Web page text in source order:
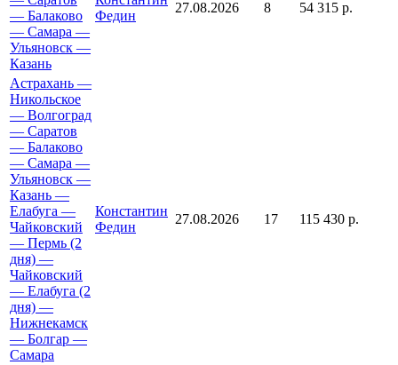
— Балаково
— Самара —
Ульяновск —
Казань
Федин
27.08.2026 8 54 315 р.
Астрахань —
Никольское
— Волгоград
— Саратов
— Балаково
— Самара —
Ульяновск —
Казань —
Елабуга —
Чайковский
— Пермь (2
дня) —
Чайковский
— Елабуга (2
дня) —
Нижнекамск
— Болгар —
Самара
Константин
Федин
27.08.2026 17 115 430 р.